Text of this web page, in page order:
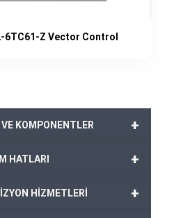
6TC61-Z Vector Control
+
KOMPONENTLER
+
HATLARI
+
HİZMETLERİ